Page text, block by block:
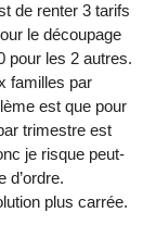
de renter 3 tarifs
le découpage
pour les 2 autres.
familles par
est que pour
trimestre est
je risque peut-
d’ordre.
plus carrée.